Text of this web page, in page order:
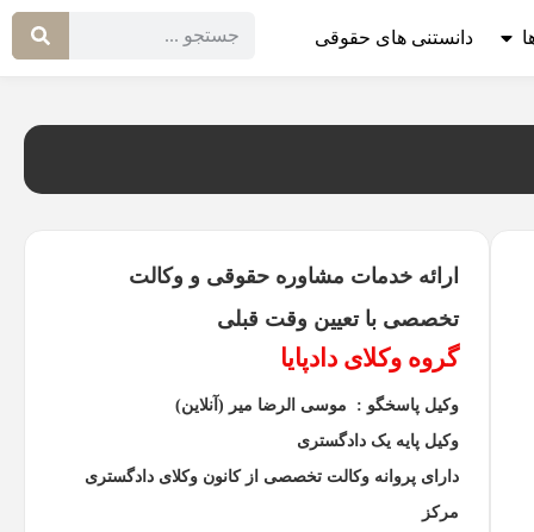
دانستنی های حقوقی
ارائه خدمات مشاوره حقوقی و وکالت
تخصصی با تعیین وقت قبلی
گروه وکلای دادپایا
وکیل پاسخگو : موسی الرضا میر (آنلاین)
وکیل پایه یک دادگستری
دارای پروانه وکالت تخصصی از کانون وکلای دادگستری
مرکز